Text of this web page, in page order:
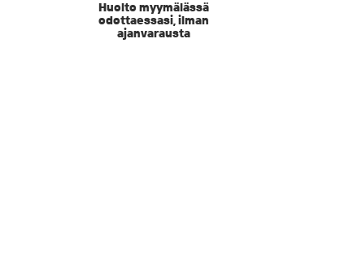
Huolto myymälässä
odottaessasi, ilman
ajanvarausta